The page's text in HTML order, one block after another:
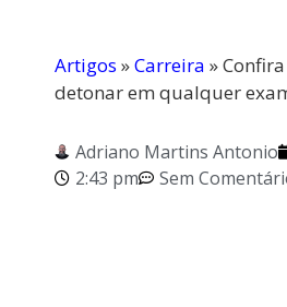
Artigos »Carreira »
detonar em qualquer
Adriano Martins Antonio
2:43 pm
Sem